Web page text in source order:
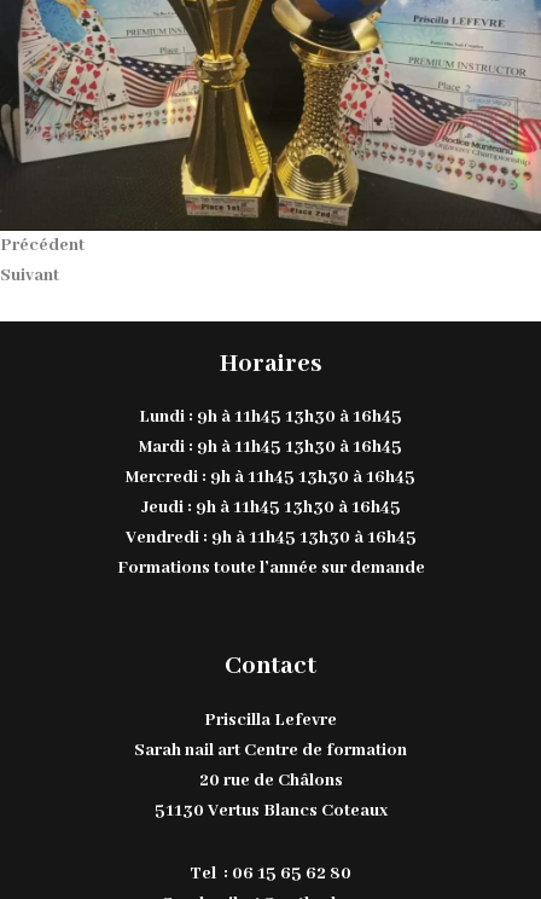
Précédent
Suivant
Horaires
Lundi : 9h à 11h45 13h30 à 16h45
Mardi : 9h à 11h45 13h30 à 16h45
Mercredi : 9h à 11h45 13h30 à 16h45
Jeudi : 9h à 11h45 13h30 à 16h45
Vendredi : 9h à 11h45 13h30 à 16h45
Formations toute l’année sur demande
Contact
Priscilla Lefevre
Sarah nail art Centre de formation
20 rue de Châlons
51130 Vertus Blancs Coteaux
Tel : 06 15 65 62 80